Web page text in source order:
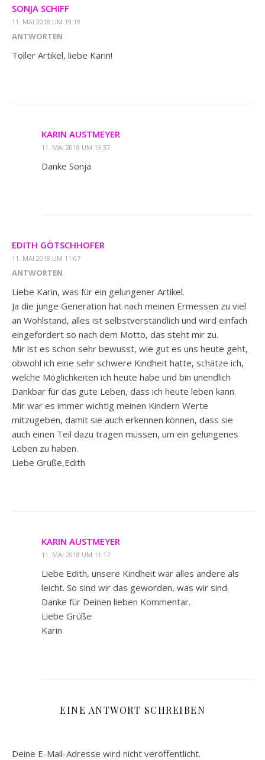
SONJA SCHIFF
11. MAI 2018 UM 19:19
ANTWORTEN
Toller Artikel, liebe Karin!
KARIN AUSTMEYER
11. MAI 2018 UM 19:37
Danke Sonja
EDITH GÖTSCHHOFER
11. MAI 2018 UM 11:07
ANTWORTEN
Liebe Karin, was für ein gelungener Artikel.
Ja die junge Generation hat nach meinen Ermessen zu viel
an Wohlstand, alles ist selbstverständlich und wird einfach
eingefordert so nach dem Motto, das steht mir zu.
Mir ist es schon sehr bewusst, wie gut es uns heute geht,
obwohl ich eine sehr schwere Kindheit hatte, schätze ich,
welche Möglichkeiten ich heute habe und bin unendlich
Dankbar für das gute Leben, dass ich heute leben kann.
Mir war es immer wichtig meinen Kindern Werte
mitzugeben, damit sie auch erkennen können, dass sie
auch einen Teil dazu tragen müssen, um ein gelungenes
Leben zu haben.
Liebe Grüße,Edith
KARIN AUSTMEYER
11. MAI 2018 UM 11:17
Liebe Edith, unsere Kindheit war alles andere als
leicht. So sind wir das geworden, was wir sind.
Danke für Deinen lieben Kommentar.
Liebe Grüße
Karin
EINE ANTWORT SCHREIBEN
Deine E-Mail-Adresse wird nicht veröffentlicht.